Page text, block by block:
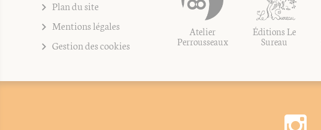
Plan du site
Mentions légales
Gestion des cookies
Atelier
Perrousseaux
Éditions Le
Sureau